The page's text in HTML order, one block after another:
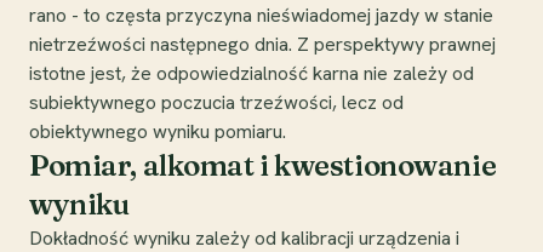
rano - to częsta przyczyna nieświadomej jazdy w stanie
nietrzeźwości następnego dnia. Z perspektywy prawnej
istotne jest, że odpowiedzialność karna nie zależy od
subiektywnego poczucia trzeźwości, lecz od
obiektywnego wyniku pomiaru.
Pomiar, alkomat i kwestionowanie
wyniku
Dokładność wyniku zależy od kalibracji urządzenia i